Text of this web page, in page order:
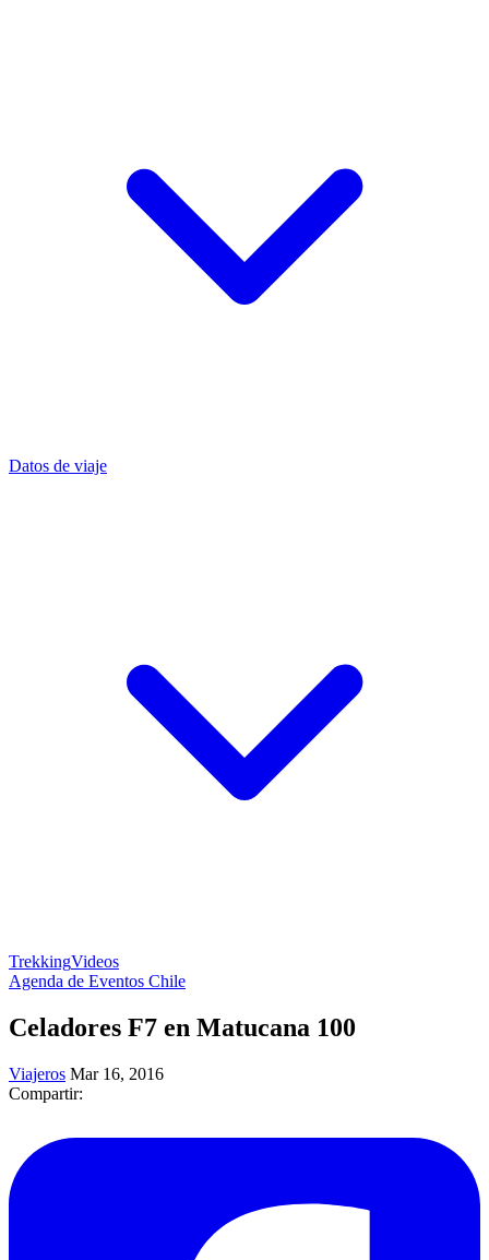
Datos de viaje
TrekkingVideos
Agenda de Eventos Chile
Celadores F7 en Matucana 100
Viajeros Mar 16, 2016
Compartir: